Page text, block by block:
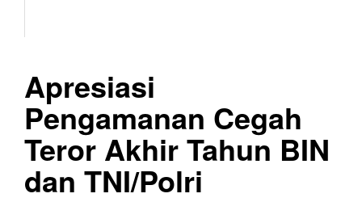
Apresiasi
Pengamanan Cegah
Teror Akhir Tahun BIN
dan TNI/Polri